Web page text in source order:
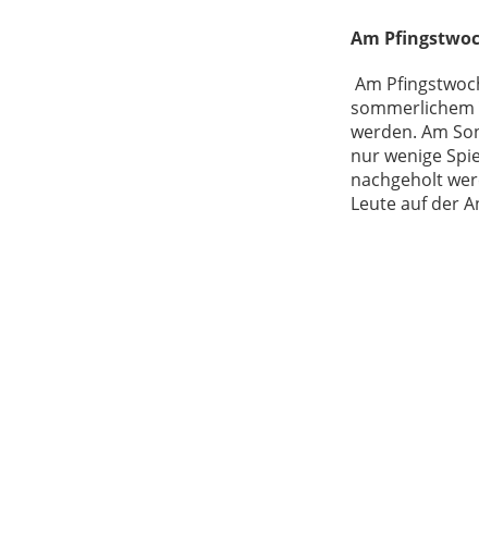
Am
Am
sommerlichem
werden. Am
nur wenige
nachgeholt
Leute auf der